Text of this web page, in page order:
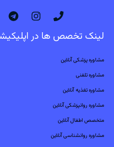
لینک تخصص ها در
مشاوره پزشکی آنلاین
مشاوره تلفنی
مشاوره تغذیه آنلاین
مشاوره روانپزشکی آنلاین
متخصص اطفال آنلاین
مشاوره روانشناسی آنلاین